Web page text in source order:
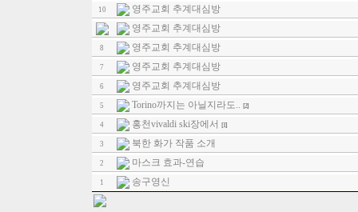
10
영주교회 추계대심방
영주교회 추계대심방
8 영주교회 추계대심방
7 영주교회 추계대심방
6 영주교회 추계대심방
5 Torino까지는 아닐지라도.. [2]
4 홍천vivaldi ski장에서 [1]
3 북한 화가 작품 소개
2 마스크 효과-연습
1 송구영신